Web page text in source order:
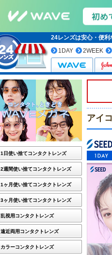
24レンズは安心・便利
1DAY
2WEEK
1日使い捨てコンタクトレンズ
2週間使い捨てコンタクトレンズ
1ヶ月使い捨てコンタクトレンズ
3ヶ月使い捨てコンタクトレンズ
乱視用コンタクトレンズ
遠近両用コンタクトレンズ
カラーコンタクトレンズ
アイ